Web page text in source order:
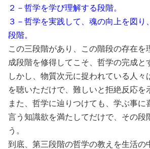
２－哲学を学び理解する段階。
３－哲学を実践して、魂の向上を図り
段階。
この三段階があり、この階段の存在を
成段階を修得してこそ、哲学の完成と
しかし、物質次元に捉われている人々
を聴いただけで、難しいと拒絶反応を
また、哲学に辿りつけても、学ぶ事に
言う知識欲を満たしてだけで、その段
う。
到底、第三段階の哲学の教えを生活の